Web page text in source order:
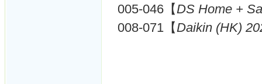
005-046【DS Home +
008-071【Daikin (HK)